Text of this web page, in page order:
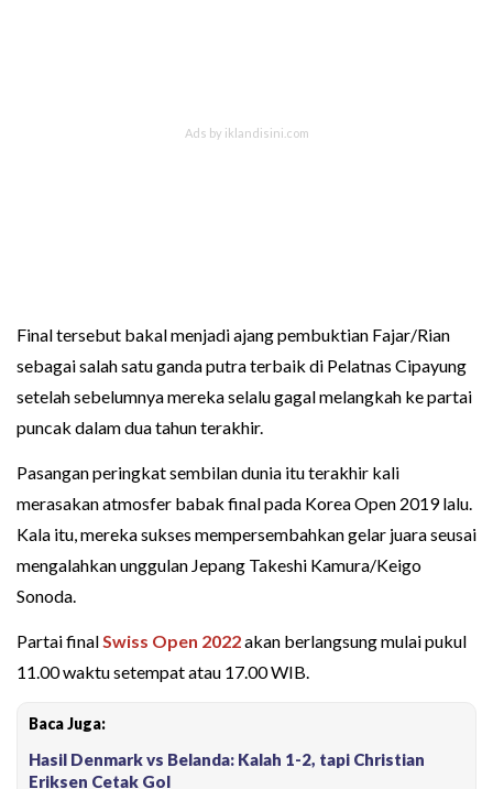
Final tersebut bakal menjadi ajang pembuktian Fajar/Rian
sebagai salah satu ganda putra terbaik di Pelatnas Cipayung
setelah sebelumnya mereka selalu gagal melangkah ke partai
puncak dalam dua tahun terakhir.
Pasangan peringkat sembilan dunia itu terakhir kali
merasakan atmosfer babak final pada Korea Open 2019 lalu.
Kala itu, mereka sukses mempersembahkan gelar juara seusai
mengalahkan unggulan Jepang Takeshi Kamura/Keigo
Sonoda.
Partai finalSwiss Open 2022akan berlangsung mulai pukul
11.00 waktu setempat atau 17.00 WIB.
Baca Juga:
Hasil Denmark vs Belanda: Kalah 1-2, tapi Christian
Eriksen Cetak Gol